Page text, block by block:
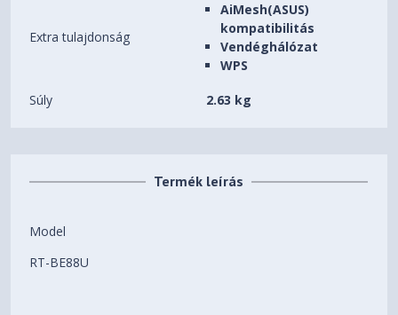
Extra tulajdonság
AiMesh(ASUS)
kompatibilitás
Vendéghálózat
WPS
Súly 2.63 kg
Termék leírás
Model
RT-BE88U